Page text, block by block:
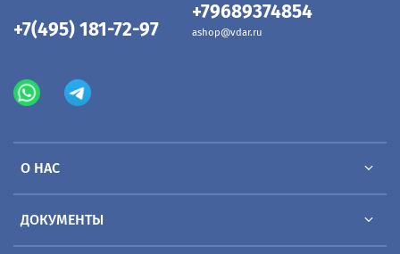
О НАС
ДОКУМЕНТЫ
+7(495) 181-72-97
+79689374854
ashop@vdar.ru